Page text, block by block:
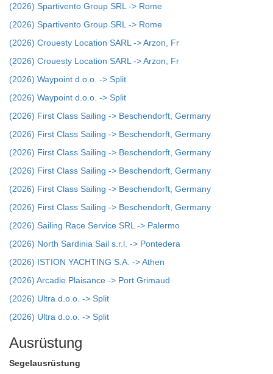
(2026) Spartivento Group SRL -> Rome
(2026) Spartivento Group SRL -> Rome
(2026) Crouesty Location SARL -> Arzon, Fr
(2026) Crouesty Location SARL -> Arzon, Fr
(2026) Waypoint d.o.o. -> Split
(2026) Waypoint d.o.o. -> Split
(2026) First Class Sailing -> Beschendorft, Germany
(2026) First Class Sailing -> Beschendorft, Germany
(2026) First Class Sailing -> Beschendorft, Germany
(2026) First Class Sailing -> Beschendorft, Germany
(2026) First Class Sailing -> Beschendorft, Germany
(2026) First Class Sailing -> Beschendorft, Germany
(2026) Sailing Race Service SRL -> Palermo
(2026) North Sardinia Sail s.r.l. -> Pontedera
(2026) ISTION YACHTING S.A. -> Athen
(2026) Arcadie Plaisance -> Port Grimaud
(2026) Ultra d.o.o. -> Split
(2026) Ultra d.o.o. -> Split
Ausrüstung
Segelausrüstung